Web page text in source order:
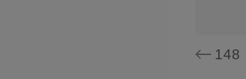
148